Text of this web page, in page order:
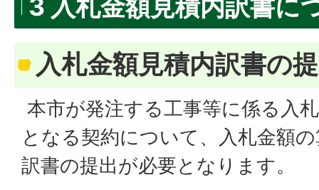
3 入札金額見積内訳書に
入札金額見積内訳書の
本市が発注する工事等に係る入
となる契約について、入札金額
訳書の提出が必要となります。